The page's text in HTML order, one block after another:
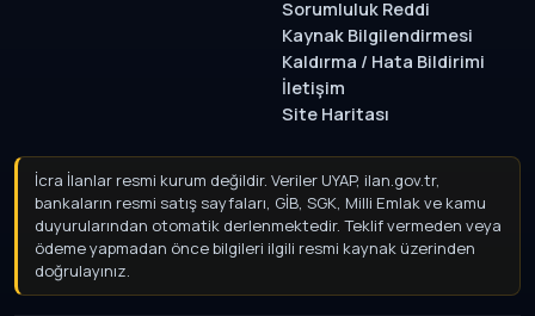
Sorumluluk Reddi
Kaynak Bilgilendirmesi
Kaldırma / Hata Bildirimi
İletişim
Site Haritası
İcra İlanlar resmi kurum değildir. Veriler UYAP, ilan.gov.tr,
bankaların resmi satış sayfaları, GİB, SGK, Milli Emlak ve kamu
duyurularından otomatik derlenmektedir. Teklif vermeden
veya ödeme yapmadan önce bilgileri ilgili resmi kaynak
üzerinden doğrulayınız.